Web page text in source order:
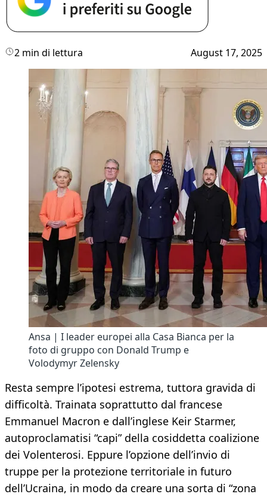
2 min di lettura August 17, 2025
Ansa | I leader europei alla Casa Bianca per la
foto di gruppo con Donald Trump e
Volodymyr Zelensky
Resta sempre l’ipotesi estrema, tuttora gravida di
difficoltà. Trainata soprattutto dal francese
Emmanuel Macron e dall’inglese Keir Starmer,
autoproclamatisi “capi” della cosiddetta coalizione
dei Volenterosi. Eppure l’opzione dell’invio di
truppe per la protezione territoriale in futuro
dell’Ucraina, in modo da creare una sorta di “zona